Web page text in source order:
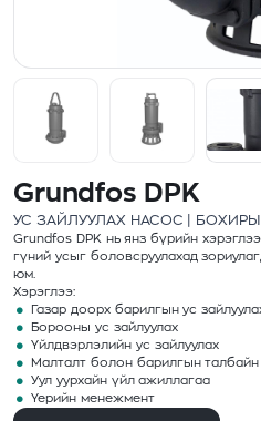
Grundfos DPK
УС ЗАЙЛУУЛАХ НАСОС |
Grundfos DPK нь янз бүрийн
гүний усыг боловсруулахад
юм.
Хэрэглээ:
Газар доорх барилгын ус
Борооны ус зайлуулах
Үйлдвэрлэлийн ус зайлуулах
Малталт болон барилгын талбайн
Уул уурхайн үйл ажиллагаа
Үерийн менежмент